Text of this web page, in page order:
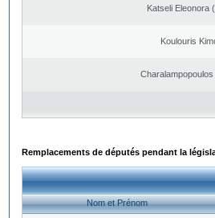
Katseli Eleonora
Koulouris
Remplacements de députés pendant la
Nom et Prénom